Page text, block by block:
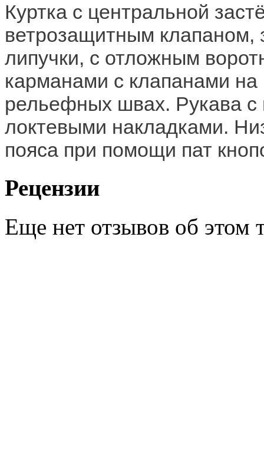
Куртка с центральной
ветрозащитным клапаном,
липучки, с отложным
карманами с клапанами
рельефных швах. Рукава с
локтевыми накладками.
пояса при помощи пат
Рецензии
Еще нет отзывов об этом